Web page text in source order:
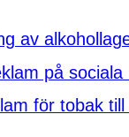
av
på sociala
för tobak